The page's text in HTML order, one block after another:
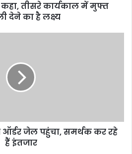
कहा, तीसरे कार्यकाल में मुफ्त
देने का है लक्ष्य
जेल पहुंचा, समर्थक कर रहे
हैं इंतजार